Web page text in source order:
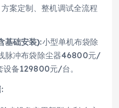
案定制、整机调试全流程
基础安装):小型单机布袋除
脉冲布袋除尘器46800元/
设备129800元/台。
: